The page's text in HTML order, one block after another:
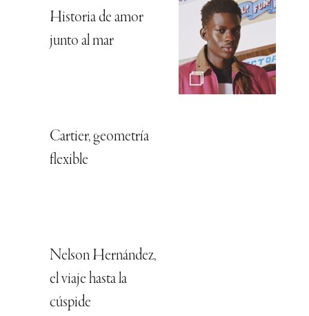
Historia de amor
junto al mar
Cartier, geometría
flexible
Nelson Hernández,
el viaje hasta la
cúspide